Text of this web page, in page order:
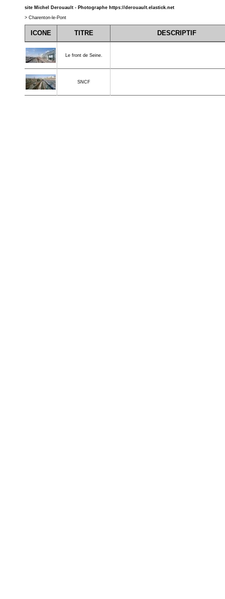
site Michel Derouault - Photographe https://derouault.elastick.net
> Charenton-le-Pont
ICONE TITRE DESCRIPTIF
Le front de Seine.
SNCF